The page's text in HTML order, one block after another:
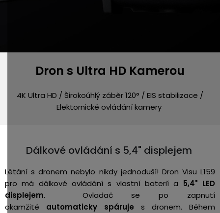
Dron s Ultra HD Kamerou
4K Ultra HD / Širokoúhlý záběr 120° / EIS stabilizace /
Elektornické ovládání kamery
Dálkové ovládání s 5,4" displejem
Létání s dronem nebylo nikdy jednoduší! Dron Visu L159
pro má dálkové ovládání s vlastní baterií a 5,4" LED
displejem.
Ovladač se po zapnutí
okamžitě automaticky spáruje s dronem. Během